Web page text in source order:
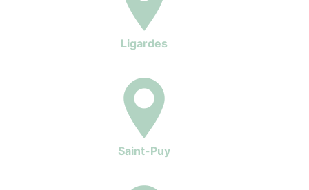
Ligardes
Saint-Puy